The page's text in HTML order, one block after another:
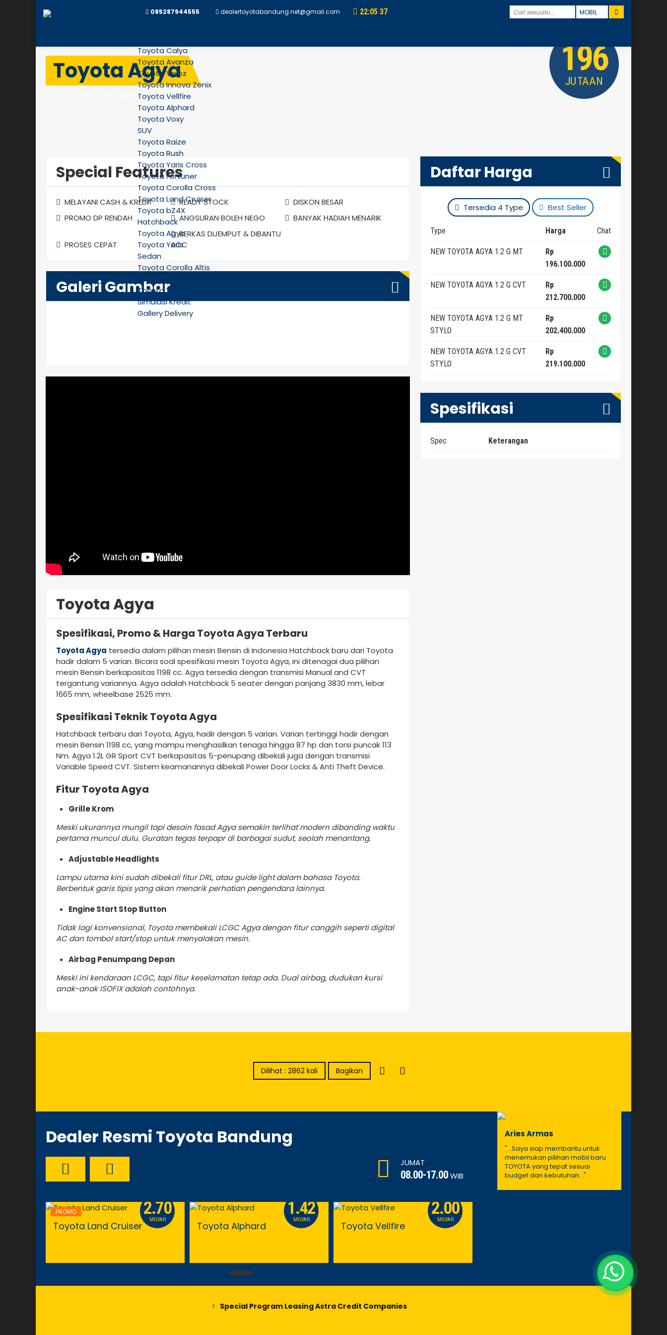
085287944555 dealertoyotabandung.net@gmail.com 22:05 38
Toyota Calya
Toyota Avanza
Toyota Veloz
Toyota Innova Zenix
Toyota Vellfire
Toyota Alphard
Toyota Voxy
SUV
Toyota Raize
Toyota Rush
Toyota Yaris Cross
Toyota Fortuner
Toyota Corolla Cross
Toyota Land Cruiser
Toyota bZ4X
Hatchback
Toyota Agya
Toyota Yaris
Sedan
Toyota Corolla Altis
Toyota Camry
Toyota Vios
Simulasi Kredit
Gallery Delivery
Toyota Agya
Toyota Agya
196
JUTAAN
Daftar Harga
Tersedia 4 Type Best Seller
Type Harga Chat
NEW TOYOTA AGYA 1.2 G MT
Rp
196.100.000
NEW TOYOTA AGYA 1.2 G CVT
Rp
212.700.000
NEW TOYOTA AGYA 1.2 G MT
STYLO
Rp
202.400.000
NEW TOYOTA AGYA 1.2 G CVT
STYLO
Rp
219.100.000
Spesifikasi
Spec Keterangan
Special Features
MELAYANI CASH & KREDIT READY STOCK
DISKON BESAR
PROMO DP RENDAH
ANGSURAN BOLEH NEGO BANYAK HADIAH MENARIK
PROSES CEPAT
BERKAS DIJEMPUT & DIBANTU
ACC
Galeri Gambar
Toyota Agya
Spesifikasi, Promo & Harga Toyota Agya Terbaru
Toyota Agya tersedia dalam pilihan mesin Bensin di Indonesia Hatchback baru dari Toyota
hadir dalam 5 varian. Bicara soal spesifikasi mesin Toyota Agya, ini ditenagai dua pilihan
mesin Bensin berkapasitas 1198 cc. Agya tersedia dengan transmisi Manual and CVT
tergantung variannya. Agya adalah Hatchback 5 seater dengan panjang 3830 mm, lebar
1665 mm, wheelbase 2525 mm.
Spesifikasi Teknik Toyota Agya
Hatchback terbaru dari Toyota, Agya, hadir dengan 5 varian. Varian tertinggi hadir dengan
mesin Bensin 1198 cc, yang mampu menghasilkan tenaga hingga 87 hp dan torsi puncak 113
Nm. Agya 1.2L GR Sport CVT berkapasitas 5-penupang dibekali juga dengan transmisi
Variable Speed CVT. Sistem keamanannya dibekali Power Door Locks & Anti Theft Device.
Fitur Toyota Agya
Grille Krom
Meski ukurannya mungil tapi desain fasad Agya semakin terlihat modern dibanding waktu
pertama muncul dulu. Guratan tegas terpapr di barbagai sudut, seolah menantang.
Adjustable Headlights
Lampu utama kini sudah dibekali fitur DRL, atau guide light dalam bahasa Toyota.
Berbentuk garis tipis yang akan menarik perhatian pengendara lainnya.
Engine Start Stop Button
Tidak lagi konvensional, Toyota membekali LCGC Agya dengan fitur canggih seperti digital
AC dan tombol start/stop untuk menyalakan mesin.
Airbag Penumpang Depan
Meski ini kendaraan LCGC, tapi fitur keselamatan tetap ada. Dual airbag, dudukan kursi
anak-anak ISOFIX adalah contohnya.
Dilihat : 2862 kali Bagikan
Dealer Resmi Toyota Bandung
JUMAT
08.00-17.00WIB
PROMO 2.70
MILYAR
Toyota Land Cruiser
1.42
MILYAR
Toyota Alphard
2.00
MILYAR
Toyota Vellfire
Aries Armas
"...Saya siap membantu untuk
menemukan pilihan mobil baru
TOYOTA yang tepat sesuai
budget dan kebutuhan..."
Special Program Leasing Astra Credit Companies